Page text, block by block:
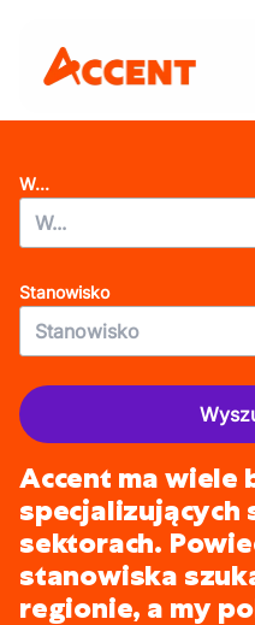
W...
Stanowisko
Accent ma wiele
specjalizujących
sektorach.
stanowiska
regionie, a my